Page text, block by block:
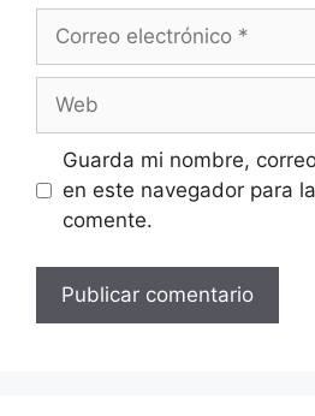
Correo
Web
Guarda mi nombre,
en este navegador para
comente.